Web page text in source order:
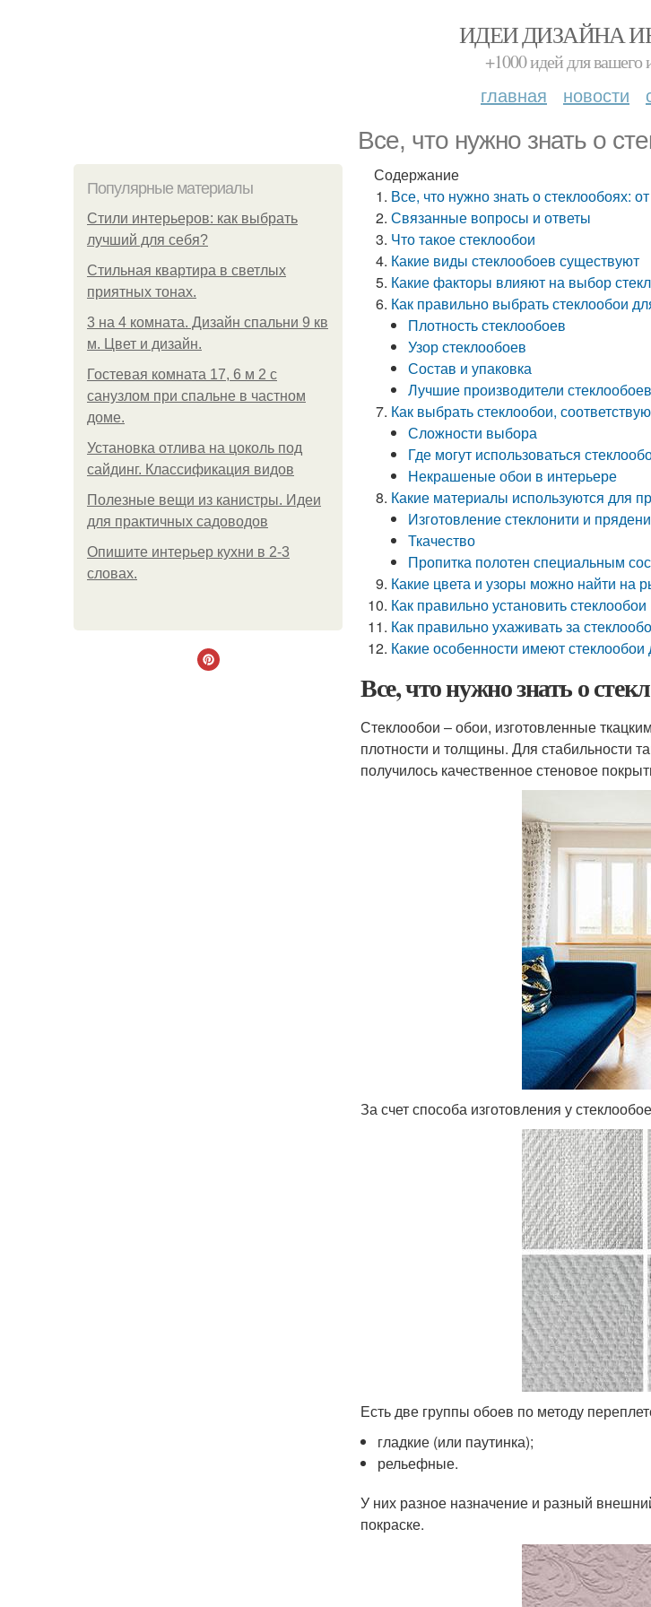
ИДЕИ ДИЗАЙНА
+1000 идей для вашего
главная новости
Все, что нужно знать о
Популярные материалы
Стили интерьеров: как выбрать
лучший для себя?
Стильная квартира в светлых
приятных тонах.
3 на 4 комната. Дизайн спальни 9 кв
м. Цвет и дизайн.
Гостевая комната 17, 6 м 2 с
санузлом при спальне в частном
доме.
Установка отлива на цоколь под
сайдинг. Классификация видов
Полезные вещи из канистры. Идеи
для практичных садоводов
Опишите интерьер кухни в 2-3
словах.
Содержание
Все, что нужно знать о стеклообоях:
Связанные вопросы и ответы
Что такое стеклообои
Какие виды стеклообоев существуют
Какие факторы влияют на выбор
Как правильно выбрать стеклообои
Плотность стеклообоев
Узор стеклообоев
Состав и упаковка
Лучшие производители стеклообоев
Как выбрать стеклообои,
Сложности выбора
Где могут использоваться
Некрашеные обои в интерьере
Какие материалы используются для
Изготовление стеклонити и
Ткачество
Пропитка полотен специальным
Какие цвета и узоры можно найти на
Как правильно установить стеклообои
Как правильно ухаживать за
Какие особенности имеют
Все, что нужно знать о
Стеклообои ‒ обои, изготовленные
плотности и толщины. Для стабильности
получилось качественное стеновое
За счет способа изготовления у
Есть две группы обоев по методу
гладкие (или паутинка);
рельефные.
У них разное назначение и разный
покраске.